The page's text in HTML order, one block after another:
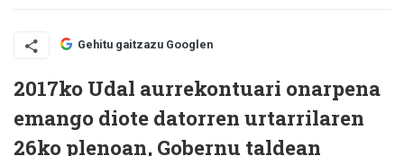
Gehitu gaitzazu Googlen
2017ko Udal aurrekontuari onarpena
emango diote datorren urtarrilaren
26ko plenoan, Gobernu taldean